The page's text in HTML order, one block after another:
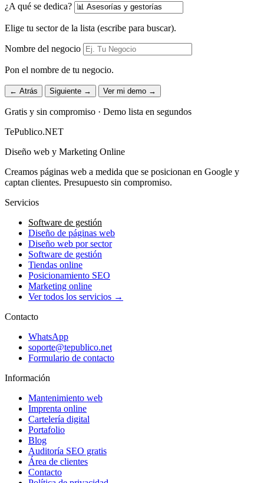
¿A qué se dedica?
Elige tu sector de la lista (escribe para buscar).
Nombre del negocio
Pon el nombre de tu negocio.
← Atrás Siguiente → Ver mi demo →
Gratis y sin compromiso · Demo lista en segundos
TePublico.NET
Diseño web y Marketing Online
Creamos páginas web a medida que se posicionan en Google y
captan clientes. Presupuesto sin compromiso.
Servicios
Software de gestión
Diseño de páginas web
Diseño web por sector
Software de gestión
Tiendas online
Posicionamiento SEO
Marketing online
Ver todos los servicios →
Contacto
WhatsApp
soporte@tepublico.net
Formulario de contacto
Información
Mantenimiento web
Imprenta online
Cartelería digital
Portafolio
Blog
Auditoría SEO gratis
Área de clientes
Contacto